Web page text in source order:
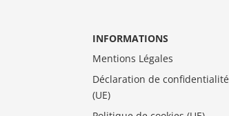
INFORMATIONS
Mentions Légales
Déclaration de confidentialité
(UE)